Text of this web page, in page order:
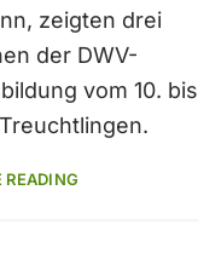
zeigten drei
der DWV-
vom 10. bis